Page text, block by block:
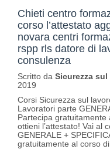
Chieti centro
corso l’attestato
novara centri
rspp rls datore di
consulenza
Scritto da Sicurezza
2019
Corsi Sicurezza sul
Lavoratori parte
Partecipa
ottieni l’attestato! Vai al
GENERALE +
gratuitamente al corso